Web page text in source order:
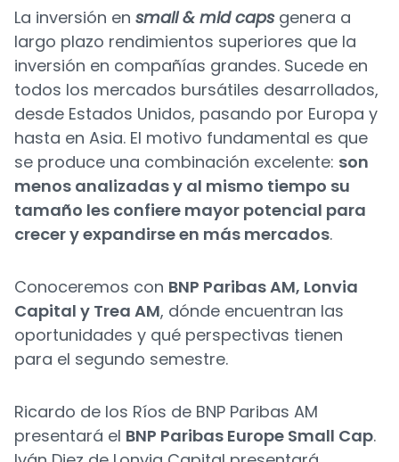
La inversión en small & mid capsgenera a
largo plazo rendimientos superiores que la
inversión en compañías grandes. Sucede en
todos los mercados bursátiles desarrollados,
desde Estados Unidos, pasando por Europa y
hasta en Asia. El motivo fundamental es que
se produce una combinación excelente: son
menos analizadas y al mismo tiempo su
tamaño les confiere mayor potencial para
crecer y expandirse en más mercados.
Conoceremos con BNP Paribas AM, Lonvia
Capital y Trea AM, dónde encuentran las
oportunidades y qué perspectivas tienen
para el segundo semestre.
Ricardo de los Ríos de BNP Paribas AM
presentará el BNP Paribas Europe Small Cap.